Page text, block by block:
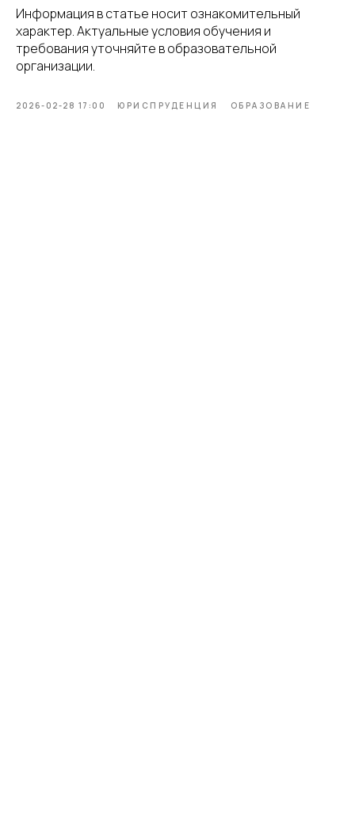
Информация в статье носит ознакомительный
характер. Актуальные условия обучения и
требования уточняйте в образовательной
организации.
2026-02-28 17:00 ЮРИСПРУДЕНЦИЯ ОБРАЗОВАНИЕ